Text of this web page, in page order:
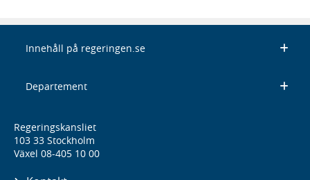
Innehåll på regeringen.se
Departement
Regeringskansliet
103 33 Stockholm
Växel 08-405 10 00